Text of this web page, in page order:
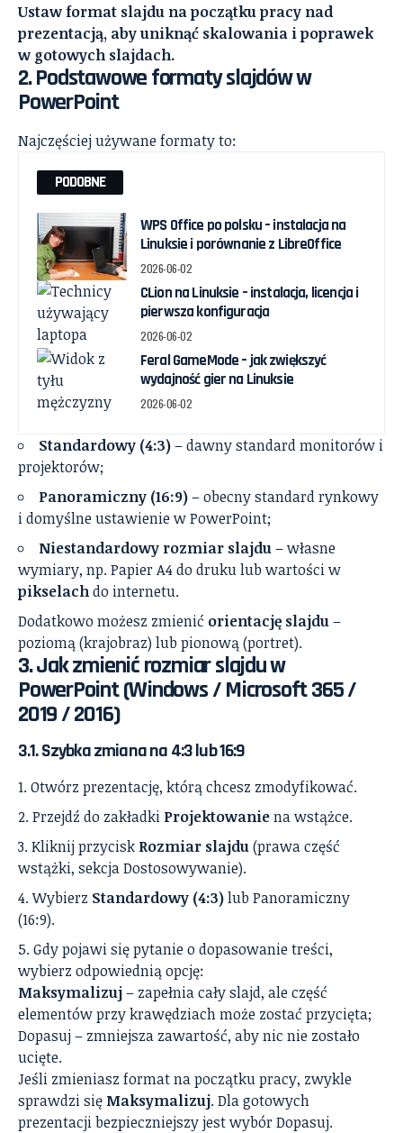
Ustaw format slajdu na początku pracy nad
prezentacją, aby uniknąć skalowania i poprawek
w gotowych slajdach.
2. Podstawowe formaty slajdów w
PowerPoint
Najczęściej używane formaty to:
PODOBNE
WPS Office po polsku – instalacja na
Linuksie i porównanie z LibreOffice
2026-06-02
CLion na Linuksie – instalacja, licencja i
pierwsza konfiguracja
2026-06-02
Feral GameMode – jak zwiększyć
wydajność gier na Linuksie
2026-06-02
Standardowy (4:3)– dawny standard monitorów i
projektorów;
Panoramiczny (16:9)– obecny standard rynkowy
i domyślne ustawienie w PowerPoint;
Niestandardowy rozmiar slajdu– własne
wymiary, np. Papier A4 do druku lub wartości w
pikselachdo internetu.
Dodatkowo możesz zmienić orientację slajdu–
poziomą (krajobraz) lub pionową (portret).
3. Jak zmienić rozmiar slajdu w
PowerPoint (Windows / Microsoft 365 /
2019 / 2016)
3.1. Szybka zmiana na 4:3 lub 16:9
Otwórz prezentację, którą chcesz zmodyfikować.
Przejdź do zakładki Projektowaniena wstążce.
Kliknij przycisk Rozmiar slajdu(prawa część
wstążki, sekcja Dostosowywanie).
Wybierz Standardowy (4:3)lub Panoramiczny
(16:9).
Gdy pojawi się pytanie o dopasowanie treści,
wybierz odpowiednią opcję:
Maksymalizuj– zapełnia cały slajd, ale część
elementów przy krawędziach może zostać przycięta;
Dopasuj – zmniejsza zawartość, aby nic nie zostało
ucięte.
Jeśli zmieniasz format na początku pracy, zwykle
sprawdzi się Maksymalizuj. Dla gotowych
prezentacji bezpieczniejszy jest wybór Dopasuj.